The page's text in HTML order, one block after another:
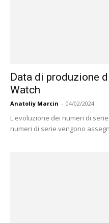
Data di produzione
Watch
Anatoliy Marcin - 04/02/2024
L'evoluzione dei numeri di
numeri di serie vengono